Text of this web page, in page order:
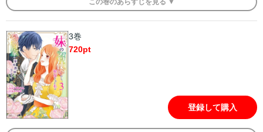
3巻
720pt
登録して購入